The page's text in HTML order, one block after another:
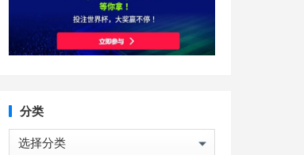
分类
分